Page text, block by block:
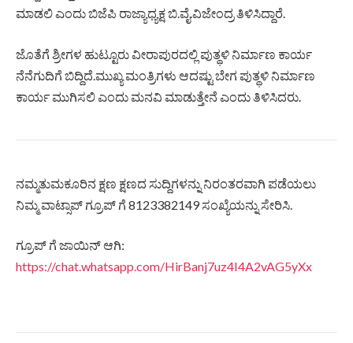
ಮಾಡಲಿ ಎಂದು ಬಿಜೆಪಿ ರಾಜ್ಯಾಧ್ಯಕ್ಷ ಬಿ.ವೈ.ವಿಜೇಂದ್ರ ತಿಳಿಸಿದ್ದಾರೆ.
ಜೊತೆಗೆ ಶ್ರೀಗಳ ಹುಟ್ಟೂರು ವೀರಾಪುರದಲ್ಲಿ ಪುತ್ಥಳಿ ನಿರ್ಮಾಣ ಕಾರ್ಯ
ನೆನೆಗುದಿಗೆ ಬಿದ್ದಿದೆ.ಮುಖ್ಯ ಮಂತ್ರಿಗಳು ಆದಷ್ಟು ಬೇಗ ಪುತ್ಥಳಿ ನಿರ್ಮಾಣ
ಕಾರ್ಯ ಮುಗಿಸಲಿ ಎಂದು ಮನವಿ ಮಾಡುತ್ತೇನೆ ಎಂದು ತಿಳಿಸಿದರು.
ನಮ್ಮತುಮಕೂರಿನ ಕ್ಷಣ ಕ್ಷಣದ ಸುದ್ದಿಗಳನ್ನು ನಿರಂತರವಾಗಿ ಪಡೆಯಲು
ನಿಮ್ಮ ವಾಟ್ಸಾಪ್ ಗ್ರೂಪ್ ಗೆ 8123382149 ಸಂಖ್ಯೆಯನ್ನು ಸೇರಿಸಿ.
ಗ್ರೂಪ್ ಗೆ ಜಾಯಿನ್ ಆಗಿ:
https://chat.whatsapp.com/HirBanj7uz4I4A2vAG5yXx